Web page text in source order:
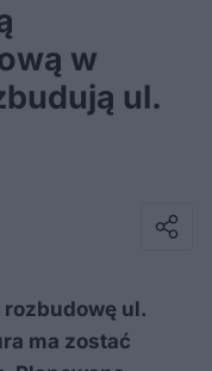
w
ul.
rozbudowę ul.
ma zostać